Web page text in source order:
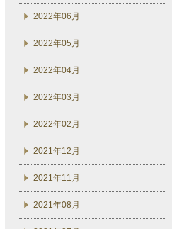
2022年06月
2022年05月
2022年04月
2022年03月
2022年02月
2021年12月
2021年11月
2021年08月